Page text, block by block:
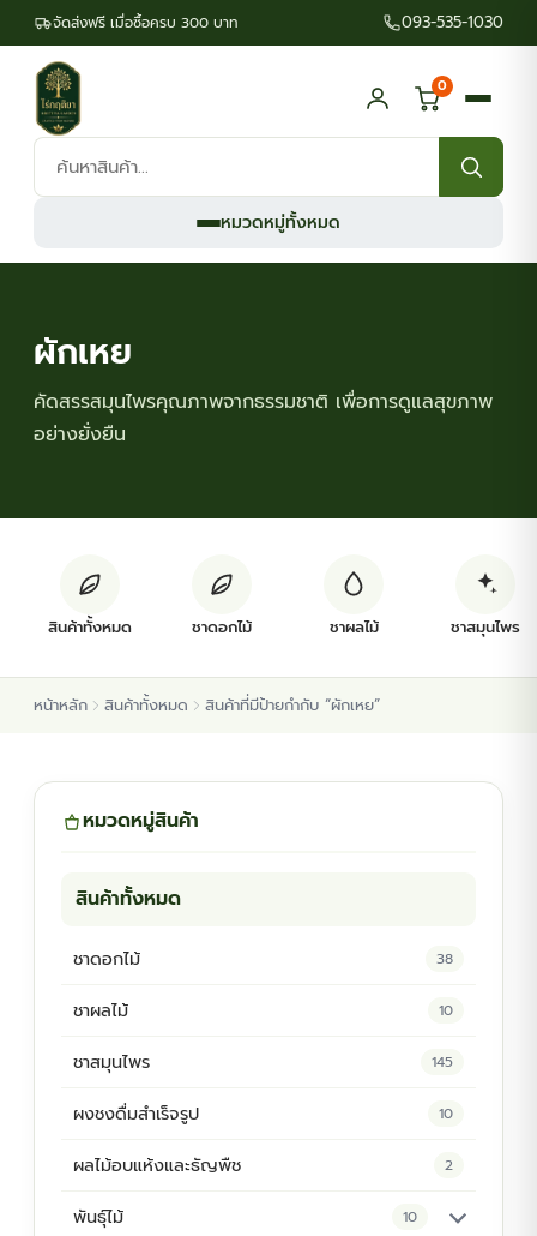
จัดส่งฟรี เมื่อซื้อครบ 300 บาท 093-535-1030
ค้นหา
สินค้า:
0
หมวดหมู่ทั้งหมด
ต้นพันธุ์สมุนไพร
ต้นพันธุ์ไม้ป่า
ผักเหย
คัดสรรสมุนไพรคุณภาพจากธรรมชาติ เพื่อการดูแลสุขภาพ
อย่างยั่งยืน
สินค้าทั้งหมด ชาดอกไม้ ชาผลไม้ ชาสมุนไพร
หน้าหลัก สินค้าทั้งหมด สินค้าที่มีป้ายกำกับ “ผักเหย”
หมวดหมู่สินค้า
สินค้าทั้งหมด
ชาดอกไม้ 38
ชาผลไม้ 10
ชาสมุนไพร 145
ผงชงดื่มสำเร็จรูป 10
ผลไม้อบแห้งและธัญพืช 2
พันธุ์ไม้ 10